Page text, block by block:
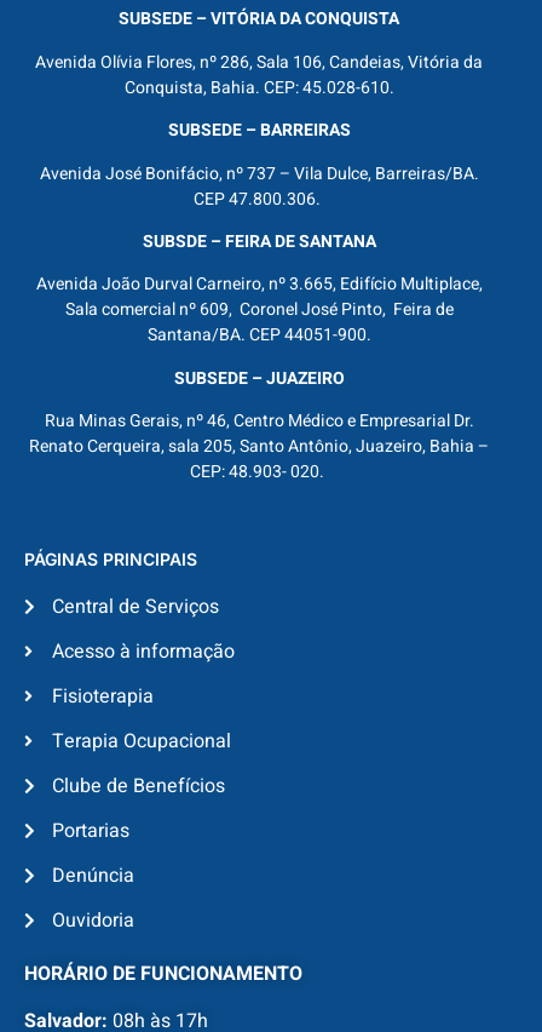
SUBSEDE – VITÓRIA DA CONQUISTA
Avenida Olívia Flores, nº 286, Sala 106, Candeias, Vitória da
Conquista, Bahia. CEP: 45.028-610.
SUBSEDE – BARREIRAS
Avenida José Bonifácio, nº 737 – Vila Dulce, Barreiras/BA.
CEP 47.800.306.
SUBSDE – FEIRA DE SANTANA
Avenida João Durval Carneiro, nº 3.665, Edifício Multiplace,
Sala comercial nº 609, Coronel José Pinto, Feira de
Santana/BA. CEP 44051-900.
SUBSEDE – JUAZEIRO
Rua Minas Gerais, nº 46, Centro Médico e Empresarial Dr.
Renato Cerqueira, sala 205, Santo Antônio, Juazeiro, Bahia –
CEP: 48.903- 020.
PÁGINAS PRINCIPAIS
Central de Serviços
Acesso à informação
Fisioterapia
Terapia Ocupacional
Clube de Benefícios
Portarias
Denúncia
Ouvidoria
HORÁRIO DE FUNCIONAMENTO
Salvador: 08h às 17h